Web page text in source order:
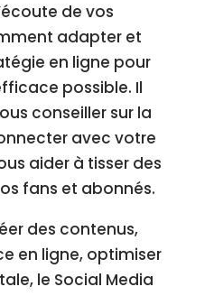
de vos
adapter et
en ligne pour
possible. Il
conseiller sur la
avec votre
aider à tisser des
fans et abonnés.
des contenus,
en ligne, optimiser
le Social Media